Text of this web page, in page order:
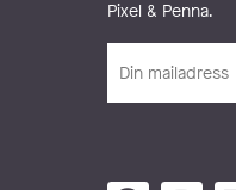
Pixel & Penna.